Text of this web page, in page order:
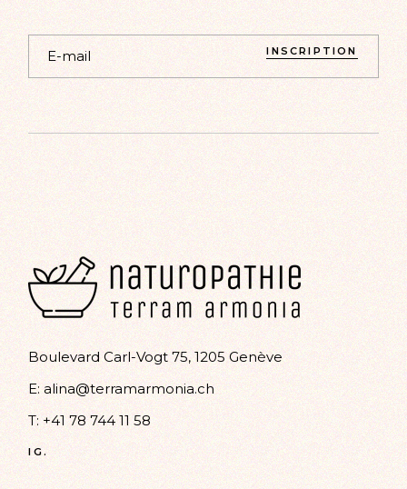
INSCRIPTION
Alternative:
Boulevard Carl-Vogt 75, 1205 Genève
E:alina@terramarmonia.ch
T: +41 78 744 11 58
IG.